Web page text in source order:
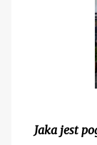
Jaka jest